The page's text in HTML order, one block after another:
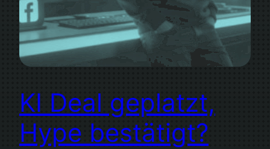
KI Deal geplatzt,
Hype bestätigt?